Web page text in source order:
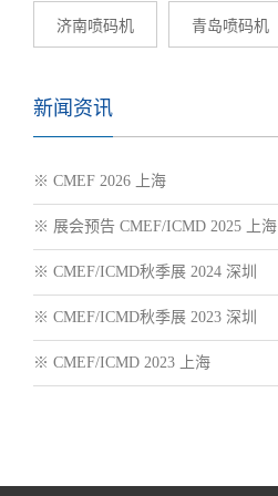
济南喷码机 青岛喷码机
新闻资讯
※ CMEF 2026 上海
※ 展会预告 CMEF/ICMD 2025 上海
※ CMEF/ICMD秋季展 2024 深圳
※ CMEF/ICMD秋季展 2023 深圳
※ CMEF/ICMD 2023 上海